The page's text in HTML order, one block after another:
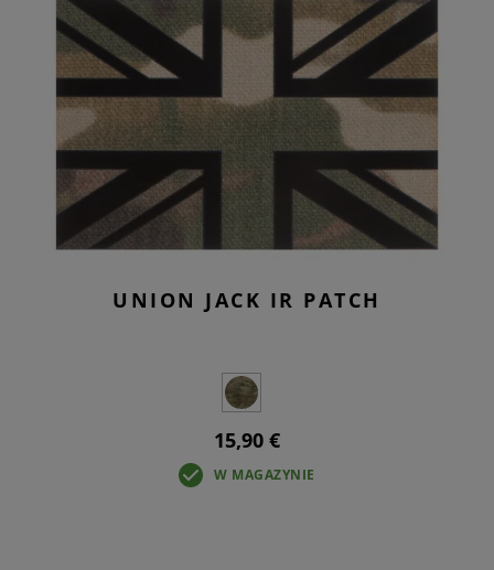
UNION JACK IR PATCH
15,90 €
W MAGAZYNIE